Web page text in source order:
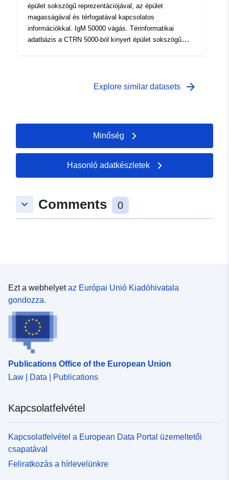
épület sokszögű reprezentációjával, az épület
magasságával és térfogatával kapcsolatos
információkkal. IgM 50000 vágás. Térinformatikai
adatbázis a CTRN 5000-ból kinyert épület sokszögű
kinyert épület sokszögű reprezentációjával, az épület
Explore similar datasets arrow_forward
Minőség
Hasonló adatkészletek
keyboard_arrow_down Comments 0
Ezt a webhelyetaz Európai Unió Kiadóhivatala
gondozza.
Publications Office of the European Union
Law | Data | Publications
Kapcsolatfelvétel
Kapcsolatfelvétel a European Data Portal üzemeltetői
csapatával
Feliratkozás a hírlevelünkre